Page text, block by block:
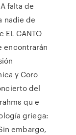
falta de
nadie de
EL CANTO
encontrarán
y Coro
del
qu e
griega:
embargo,